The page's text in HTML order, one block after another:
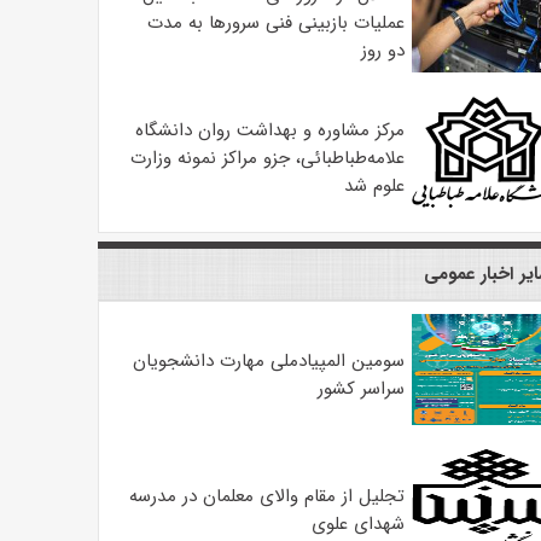
عملیات بازبینی فنی سرورها به مدت
دو روز
مرکز مشاوره و بهداشت روان دانشگاه
علامه‌طباطبائی، جزو مراکز نمونه وزارت
علوم شد
اخبار عمومی
سومین المپیادملی مهارت دانشجویان
سراسر کشور
تجلیل از مقام والای معلمان در مدرسه
شهدای علوی